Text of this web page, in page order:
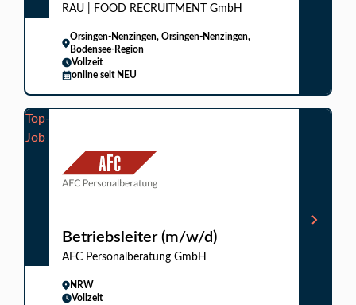
RAU | FOOD RECRUITMENT GmbH
Orsingen-Nenzingen, Orsingen-Nenzingen,
Bodensee-Region
Vollzeit
online seit NEU
Top-
Job
Betriebsleiter (m/w/d)
AFC Personalberatung GmbH
NRW
Vollzeit